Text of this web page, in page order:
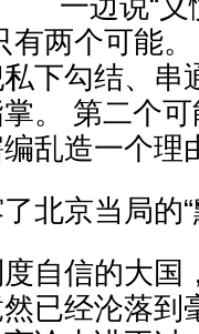
一边说“义
有两个可能
下勾结、串
。 第二个
乱造一个理
北京当局的
自信的大国
已经沦落到